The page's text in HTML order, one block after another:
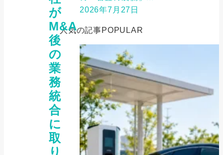
が
M&A
後
の
業
務
統
合
に
取
り
2026年7月27日
人気の記事POPULAR